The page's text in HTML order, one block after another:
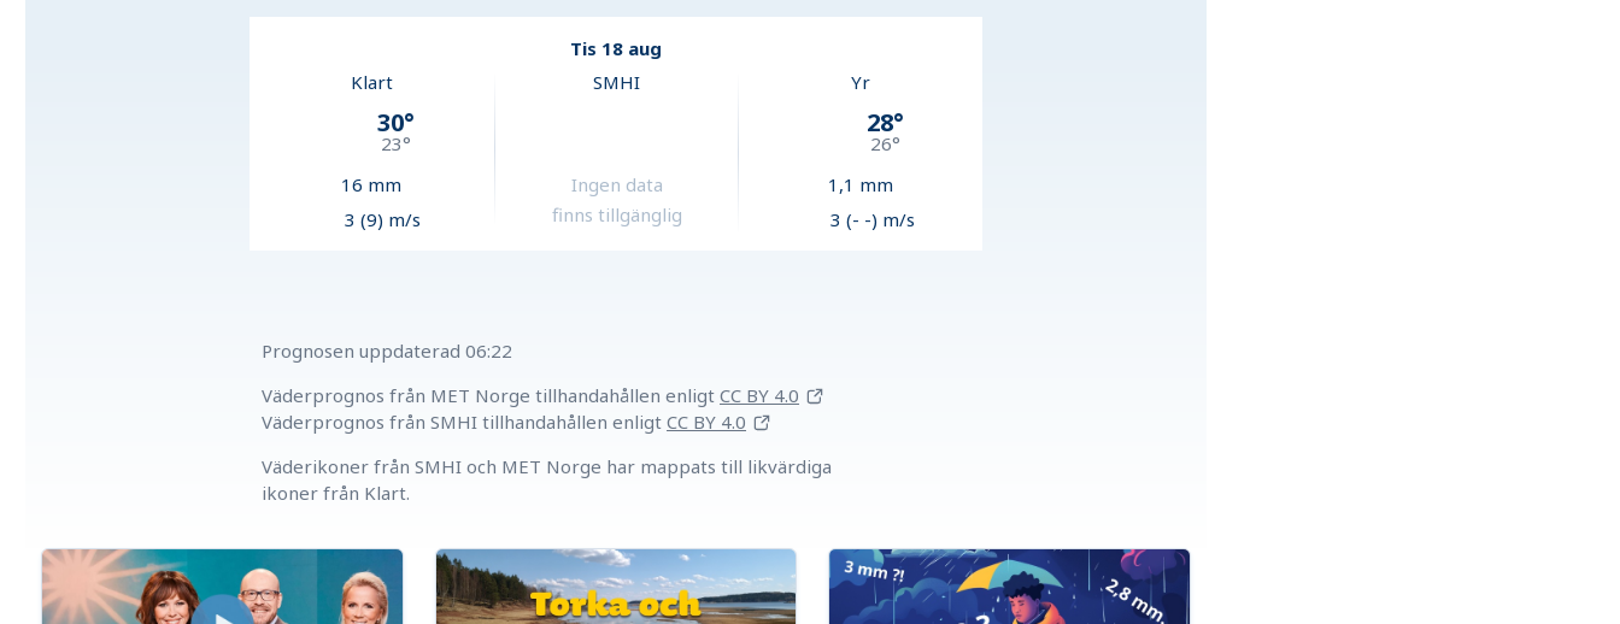
Tis 18 aug
Klart
30°
23°
16 mm
3 (9) m/s
SMHI
Ingen data
finns tillgänglig
Yr
28°
26°
1,1 mm
3 (- -) m/s
Prognosen uppdaterad 06:22
Väderprognos från MET Norge tillhandahållen enligt CC BY 4.0
Väderprognos från SMHI tillhandahållen enligt CC BY 4.0
Väderikoner från SMHI och MET Norge har mappats till likvärdiga
ikoner från Klart.